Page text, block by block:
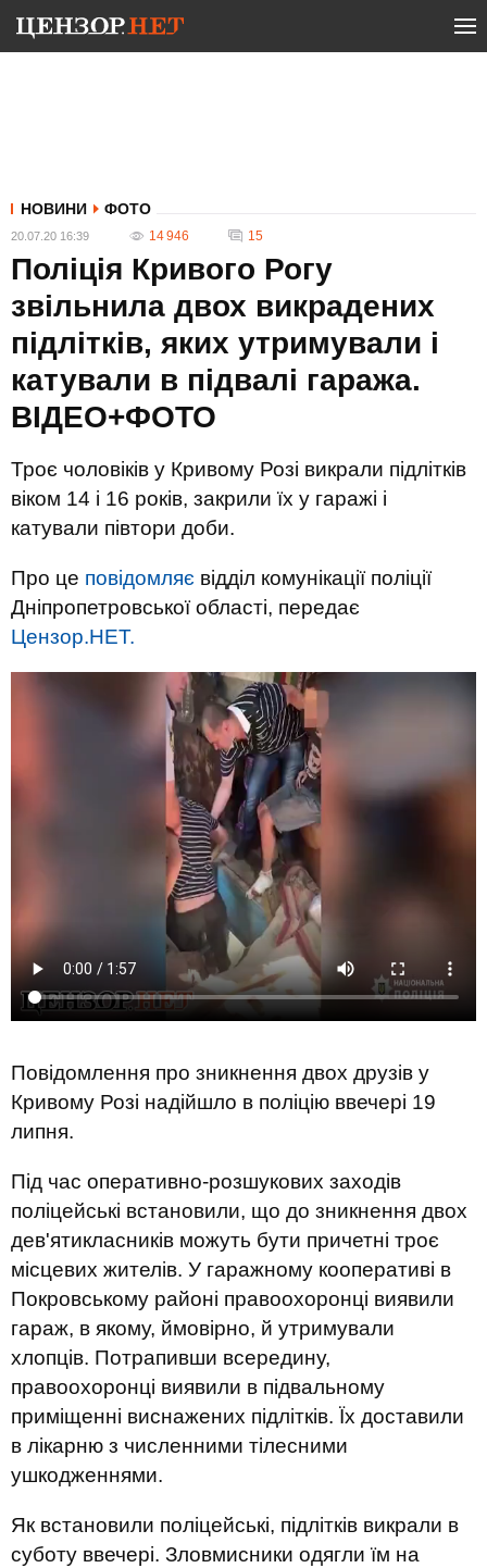
НОВИНИ ФОТО
20.07.20 16:39 14 946 15
Поліція Кривого Рогу
звільнила двох викрадених
підлітків, яких утримували і
катували в підвалі гаража.
ВІДЕО+ФОТО
Троє чоловіків у Кривому Розі викрали підлітків
віком 14 і 16 років, закрили їх у гаражі і
катували півтори доби.
Про це повідомляє відділ комунікації поліції
Дніпропетровської області, передає
Цензор.НЕТ.
Повідомлення про зникнення двох друзів у
Кривому Розі надійшло в поліцію ввечері 19
липня.
Під час оперативно-розшукових заходів
поліцейські встановили, що до зникнення двох
дев'ятикласників можуть бути причетні троє
місцевих жителів. У гаражному кооперативі в
Покровському районі правоохоронці виявили
гараж, в якому, ймовірно, й утримували
хлопців. Потрапивши всередину,
правоохоронці виявили в підвальному
приміщенні виснажених підлітків. Їх доставили
в лікарню з численними тілесними
ушкодженнями.
Як встановили поліцейські, підлітків викрали в
суботу ввечері. Зловмисники одягли їм на